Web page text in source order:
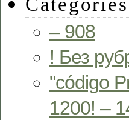
– 908
! Без
"código
1200! –